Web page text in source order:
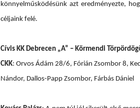
könnyelműsködésünk azt eredményezte,
céljaink felé.
Cívis KK Debrecen „A” – Körmendi
CKK: Orvos Ádám 28/6, Fórián Zsombor 8,
Nándor, Dallos-Papp Zsombor, Fárbás Dániel